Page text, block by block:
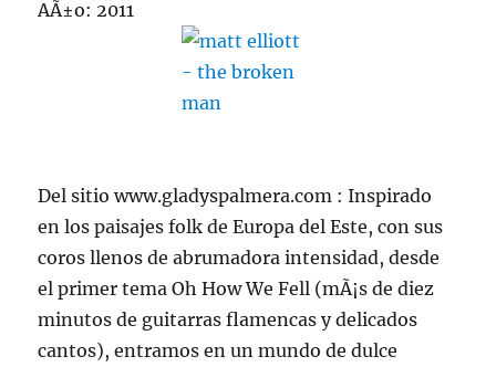
AÃ±o: 2011
Del sitio www.gladyspalmera.com : Inspirado
en los paisajes folk de Europa del Este, con sus
coros llenos de abrumadora intensidad, desde
el primer tema Oh How We Fell (mÃ¡s de diez
minutos de guitarras flamencas y delicados
cantos), entramos en un mundo de dulce